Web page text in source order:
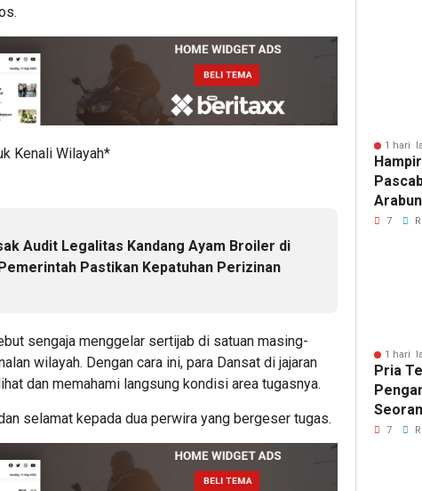
Kenali Wilayah*
Audit Legalitas Kandang Ayam Broiler di
Pastikan Kepatuhan Perizinan
sengaja menggelar sertijab di satuan masing-
wilayah. Dengan cara ini, para Dansat di jajaran
dan memahami langsung kondisi area tugasnya.
selamat kepada dua perwira yang bergeser tugas.
1 hari
7
1 hari
Pria
Medan
7